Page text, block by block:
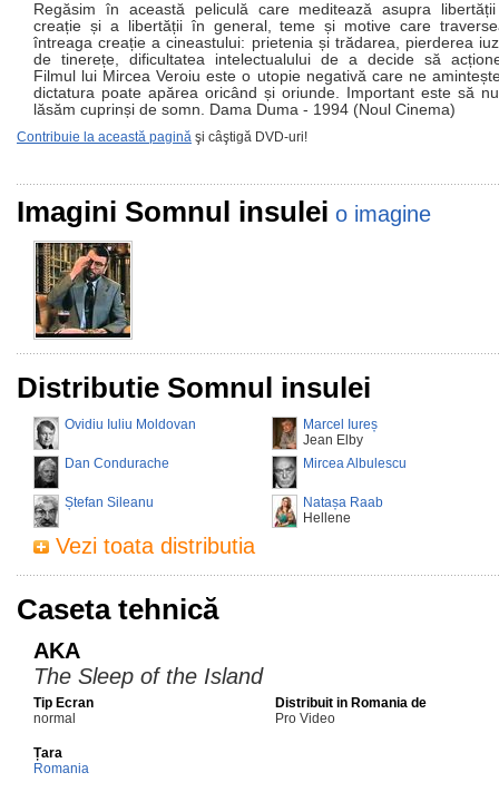
Regăsim în această peliculă care meditează asupra
creație și a libertății în general, teme și motive care
întreaga creație a cineastului: prietenia și trădarea, pierderea
de tinerețe, dificultatea intelectualului de a decide să
Filmul lui Mircea Veroiu este o utopie negativă care ne
dictatura poate apărea oricând și oriunde. Important este să
lăsăm cuprinși de somn. Dama Duma - 1994 (Noul Cinema)
Contribuie la această pagină şi câştigă DVD-uri!
Imagini Somnul insulei o imagine
Distributie Somnul insulei
Ovidiu Iuliu Moldovan
Marcel Iureș
Jean Elby
Dan Condurache
Mircea Albulescu
Ștefan Sileanu
Natașa Raab
Hellene
Vezi toata distributia
Caseta tehnică
AKA
The Sleep of the Island
Tip Ecran
normal
Distribuit in Romania de
Pro Video
Țara
Romania